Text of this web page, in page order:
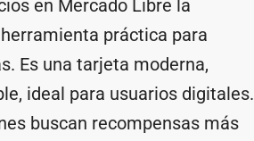
en Mercado Libre la
práctica para
Es una tarjeta moderna,
ideal para usuarios digitales.
buscan recompensas más